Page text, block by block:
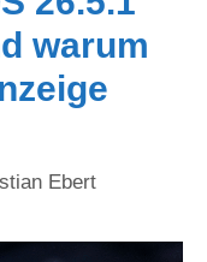
warum
Ebert